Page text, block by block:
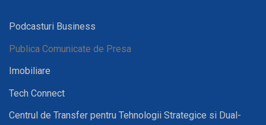
Podcasturi Business
Publica Comunicate de Presa
Imobiliare
Tech Connect
Centrul de Transfer pentru Tehnologii Strategice si Dual-